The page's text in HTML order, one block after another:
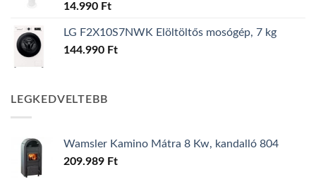
14.990 Ft
LG F2X10S7NWK Elöltöltős mosógép, 7 kg
144.990 Ft
LEGKEDVELTEBB
Wamsler Kamino Mátra 8 Kw, kandalló 804
209.989 Ft